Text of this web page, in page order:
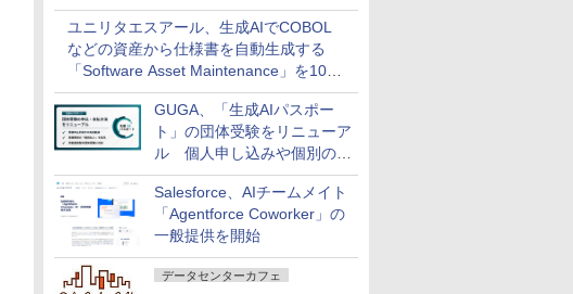
ファイナンス戦略
ユニリタエスアール、生成AIでCOBOL
などの資産から仕様書を自動生成する
「Software Asset Maintenance」を10月
に発売
GUGA、「生成AIパスポー
ト」の団体受験をリニューア
ル 個人申し込みや個別の支
払いなどに対応
Salesforce、AIチームメイト
「Agentforce Coworker」の
一般提供を開始
データセンターカフェ